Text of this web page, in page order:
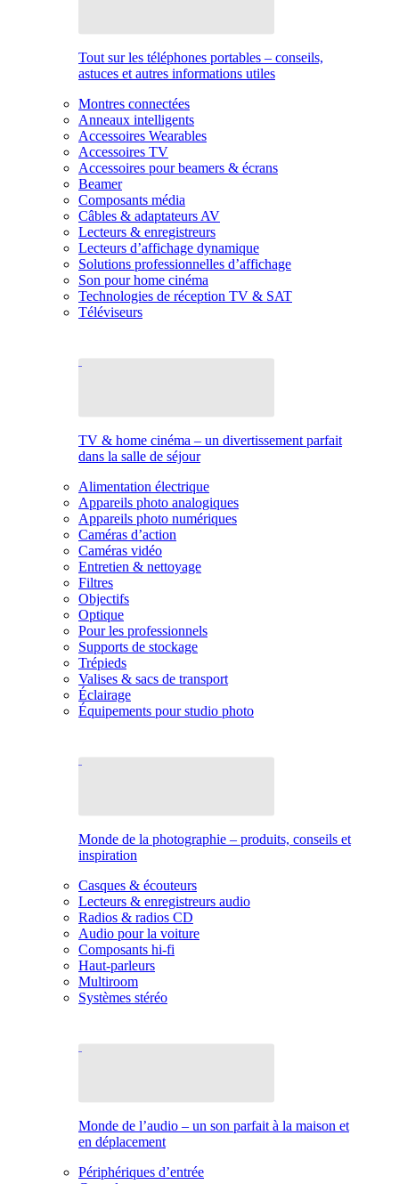
Tout sur les téléphones portables – conseils,
astuces et autres informations utiles
Montres connectées
Anneaux intelligents
Accessoires Wearables
Accessoires TV
Accessoires pour beamers & écrans
Beamer
Composants média
Câbles & adaptateurs AV
Lecteurs & enregistreurs
Lecteurs d’affichage dynamique
Solutions professionnelles d’affichage
Son pour home cinéma
Technologies de réception TV & SAT
Téléviseurs
TV & home cinéma – un divertissement parfait
dans la salle de séjour
Alimentation électrique
Appareils photo analogiques
Appareils photo numériques
Caméras d’action
Caméras vidéo
Entretien & nettoyage
Filtres
Objectifs
Optique
Pour les professionnels
Supports de stockage
Trépieds
Valises & sacs de transport
Éclairage
Équipements pour studio photo
Monde de la photographie – produits, conseils et
inspiration
Casques & écouteurs
Lecteurs & enregistreurs audio
Radios & radios CD
Audio pour la voiture
Composants hi-fi
Haut-parleurs
Multiroom
Systèmes stéréo
Monde de l’audio – un son parfait à la maison et
en déplacement
Périphériques d’entrée